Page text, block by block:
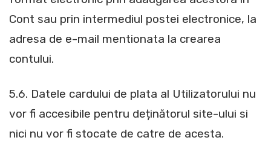
Cont sau prin intermediul postei electronice, la
adresa de e-mail mentionata la crearea
contului.
5.6. Datele cardului de plata al Utilizatorului nu
vor fi accesibile pentru deținătorul site-ului si
nici nu vor fi stocate de catre de acesta.